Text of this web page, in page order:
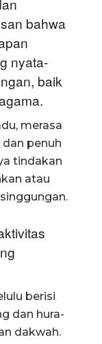
bahwa
nyata-
baik
merasa
penuh
tindakan
atau
berisi
dan hura-
dakwah.